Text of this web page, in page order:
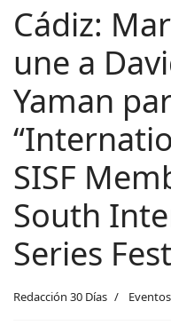
Cádiz:
une a
Yaman
SISF
South
Series
Redacción 30 Días Eventos